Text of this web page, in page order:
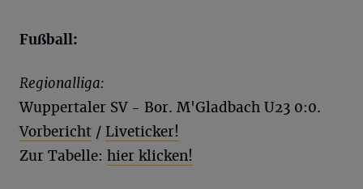
Fußball:
Regionalliga:
Wuppertaler SV - Bor. M'Gladbach U23 0:0.
Vorbericht / Liveticker!
Zur Tabelle: hier klicken!